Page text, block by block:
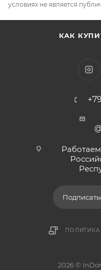
условиях не является
КАК
2026 ©